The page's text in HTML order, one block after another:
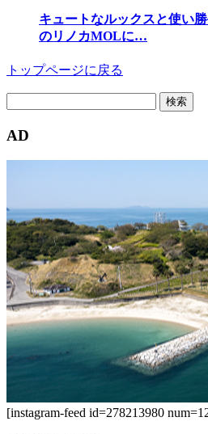
キュートなルックスと使い
のリノカMOLに…
トップページに戻る
AD
[instagram-feed id=278213980